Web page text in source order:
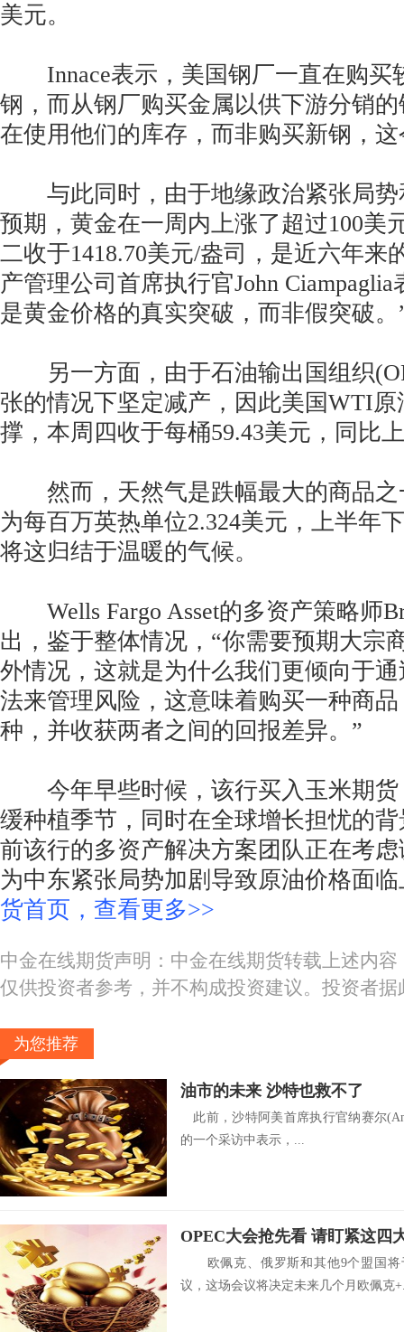
美元。
Innace表示，美国钢厂一直在购买
钢，而从钢厂购买金属以供下游分销
在使用他们的库存，而非购买新钢，
与此同时，由于地缘政治紧张局势
预期，黄金在一周内上涨了超过100美
二收于1418.70美元/盎司，是近六年来
产管理公司首席执行官John
是黄金价格的真实突破，而非假突破。
另一方面，由于石油输出国组织
张的情况下坚定减产，因此美国WTI
撑，本周四收于每桶59.43美元，同比
然而，天然气是跌幅最大的商品之
为每百万英热单位2.324美元，上半年
将这归结于温暖的气候。
Wells Fargo Asset的多资产策略师
出，鉴于整体情况，“你需要预期大宗
外情况，这就是为什么我们更倾向于
法来管理风险，这意味着购买一种商
种，并收获两者之间的回报差异。”
今年早些时候，该行买入玉米期货
缓种植季节，同时在全球增长担忧的
前该行的多资产解决方案团队正在考
为中东紧张局势加剧导致原油价格面
货首页，查看更多>>
中金在线期货声明：中金在线期货转载上述内
仅供投资者参考，并不构成投资建议。投资者
为您推荐
油市的未来 沙特也救不了
此前，沙特阿美首席执行官纳赛尔
的一个采访中表示，...
OPEC大会抢先看 请盯紧这四
欧佩克、俄罗斯和其他9个盟国将
议，这场会议将决定未来几个月欧佩克